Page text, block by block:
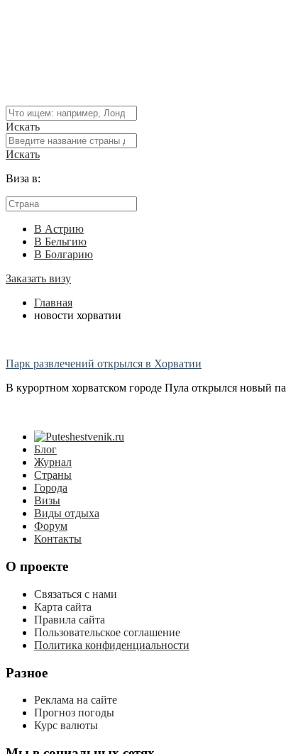
Искать
Искать
Виза в:
В Астрию
В Бельгию
В Болгарию
Заказать визу
Главная
новости хорватии
Парк развлечений открылся в Хорватии
В курортном хорватском городе Пула открылся новый
Блог
Журнал
Страны
Города
Визы
Виды отдыха
Форум
Контакты
О проекте
Связаться с нами
Карта сайта
Правила сайта
Пользовательское соглашение
Политика конфиденциальности
Разное
Реклама на сайте
Прогноз погоды
Курс валюты